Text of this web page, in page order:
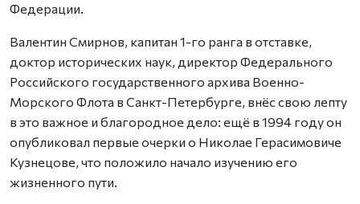
Федерации.
Валентин Смирнов, капитан 1-го ранга в отставке,
доктор исторических наук, директор Федерального
Российского государственного архива Военно-
Морского Флота в Санкт-Петербурге, внёс свою лепту
в это важное и благородное дело: ещё в 1994 году он
опубликовал первые очерки о Николае Герасимовиче
Кузнецове, что положило начало изучению его
жизненного пути.